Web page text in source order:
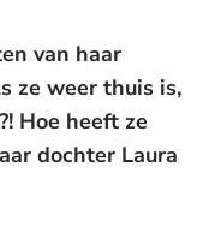
van haar
ze weer thuis is,
Hoe heeft ze
dochter Laura